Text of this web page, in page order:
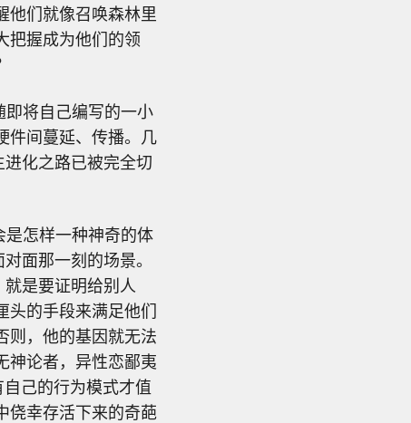
他们就像召唤森林里
把握成为他们的领
即将自己编写的一小
件间蔓延、传播。几
化之路已被完全切
怎样一种神奇的体
面那一刻的场景。
是要证明给别人
头的手段来满足他们
则，他的基因就无法
神论者，异性恋鄙夷
己的行为模式才值
侥幸存活下来的奇葩